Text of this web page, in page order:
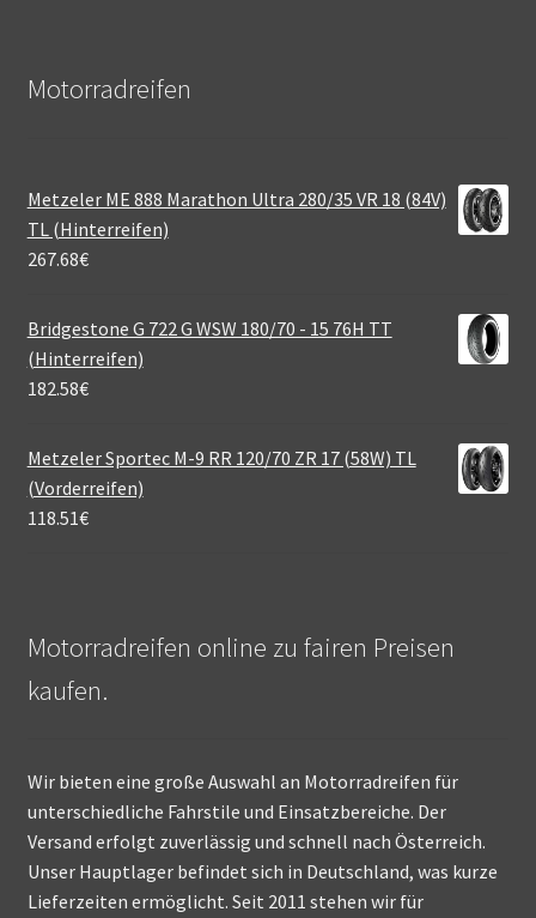
Motorradreifen
Metzeler ME 888 Marathon Ultra 280/35 VR 18 (84V)
TL (Hinterreifen)
267.68€
Bridgestone G 722 G WSW 180/70 - 15 76H TT
(Hinterreifen)
182.58€
Metzeler Sportec M-9 RR 120/70 ZR 17 (58W) TL
(Vorderreifen)
118.51€
Motorradreifen online zu fairen Preisen
kaufen.
Wir bieten eine große Auswahl an Motorradreifen für
unterschiedliche Fahrstile und Einsatzbereiche. Der
Versand erfolgt zuverlässig und schnell nach Österreich.
Unser Hauptlager befindet sich in Deutschland, was kurze
Lieferzeiten ermöglicht. Seit 2011 stehen wir für